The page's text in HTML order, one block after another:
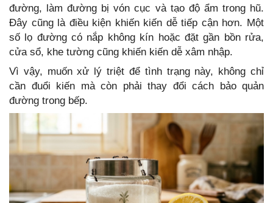
đường, làm đường bị vón cục và tạo độ ẩm trong hũ.
Đây cũng là điều kiện khiến kiến dễ tiếp cận hơn. Một
số lọ đường có nắp không kín hoặc đặt gần bồn rửa,
cửa sổ, khe tường cũng khiến kiến dễ xâm nhập.
Vì vậy, muốn xử lý triệt để tình trạng này, không chỉ
cần đuổi kiến mà còn phải thay đổi cách bảo quản
đường trong bếp.